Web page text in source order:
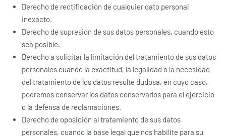
Derecho de rectificación de cualquier dato personal
inexacto.
Derecho de supresión de sus datos personales, cuando esto
sea posible.
Derecho a solicitar la limitación del tratamiento de sus datos
personales cuando la exactitud, la legalidad o la necesidad
del tratamiento de los datos resulte dudosa, en cuyo caso,
podremos conservar los datos conservarlos para el ejercicio
o la defensa de reclamaciones.
Derecho de oposición al tratamiento de sus datos
personales, cuando la base legal que nos habilite para su